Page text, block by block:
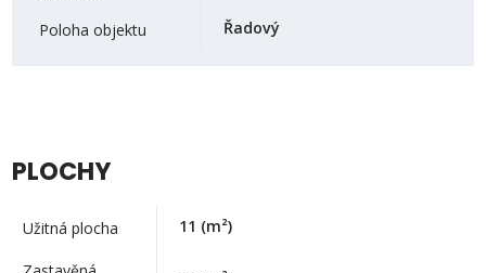
Poloha objektu Řadový
PLOCHY
Užitná plocha 11 (m²)